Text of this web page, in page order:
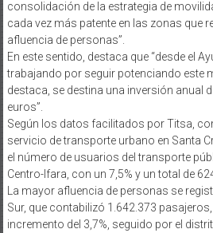
consolidación de la estrategia de
cada vez más patente en las zonas que
afluencia de personas”.
En este sentido, destaca que “desde el
trabajando por seguir potenciando este
destaca, se destina una inversión anual
euros”.
Según los datos facilitados por Titsa,
servicio de transporte urbano en Santa
el número de usuarios del transporte
Centro-Ifara, con un 7,5% y un total de
La mayor afluencia de personas se
Sur, que contabilizó 1.642.373
incremento del 3,7%, seguido por el